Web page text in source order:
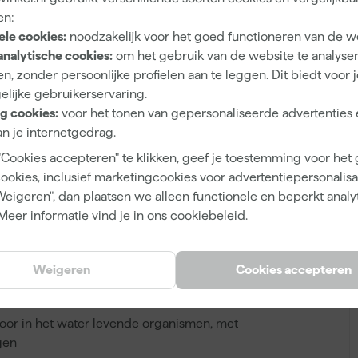
cookies: noodzakelijk voor het goed functioneren van de
cookies: om het gebruik van de website te
zonder persoonlijke profielen aan te leggen. Dit biedt voor
gebruikerservaring.
cookies: voor het tonen van gepersonaliseerde advertenties
je internetgedrag.
accepteren" te klikken, geef je toestemming voor het
inclusief marketingcookies voor
dan plaatsen we alleen functionele en beperkt
informatie vind je in ons cookiebeleid.
Cookies accepteren
Weigeren
5411183052086
408913
290 ml
(H-zinnen)
in het water levende organismen, met